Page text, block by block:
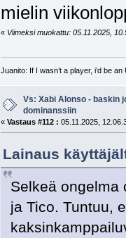
mielin
« Viimeksi muokattu: 05.11.2025,
Juanito: If I wasn’t a player, i’d be an
Vs: Xabi Alonso - baskin
dominanssiin
« Vastaus #112 : 05.11.2025,
Lainaus
Selkeä ongelma
ja Tico. Tuntuu,